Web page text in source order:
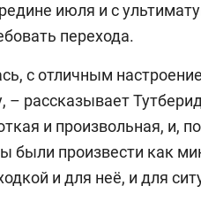
июля и с
перехода.
с отличным
– рассказывает
и произвольная, и,
были произвести как
и для неё, и для